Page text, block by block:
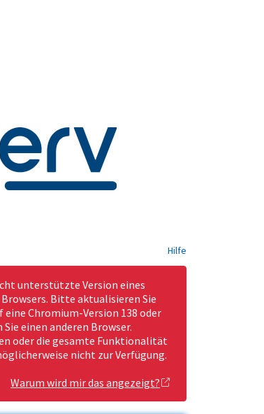
Hilfe
unterstützte Version eines
Bitte aktualisieren Sie
eine Chromium-Version 138 oder
einen anderen Browser.
oder die gesamte Funktionalität
nicht zur Verfügung.
Warum wird mir das angezeigt?